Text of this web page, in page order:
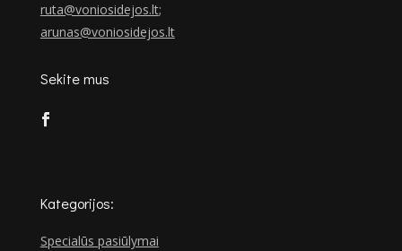
ruta@voniosidejos.lt;
arunas@voniosidejos.lt
Sekite mus
Kategorijos:
Specialūs pasiūlymai